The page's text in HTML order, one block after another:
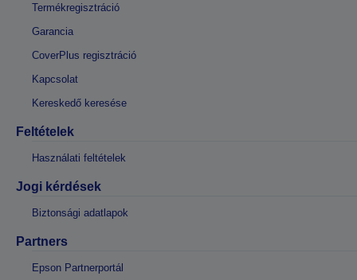
Termékregisztráció
Garancia
CoverPlus regisztráció
Kapcsolat
Kereskedő keresése
Feltételek
Használati feltételek
Jogi kérdések
Biztonsági adatlapok
Partners
Epson Partnerportál